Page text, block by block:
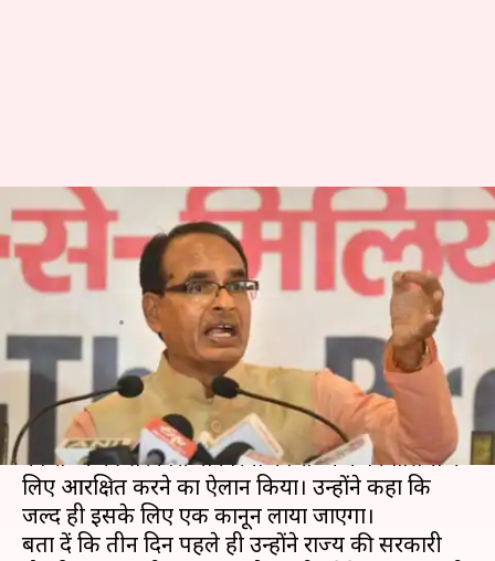
मध्य प्रदेश: स्थानीय युवाओं के लिए
आरक्षित की जाएंगी राज्य की
सरकारी नौकरियां
Aug 18, 2020 03:11 pm
क्या है खबर?
मध्य प्रदेश के मुख्यमंत्री शिवराज सिंह चौहान ने मंगलवार
को राज्य की सरकारी नौकरियों को राज्य के निवासियों के
लिए आरक्षित करने का ऐलान किया। उन्होंने कहा कि
जल्द ही इसके लिए एक कानून लाया जाएगा।
बता दें कि तीन दिन पहले ही उन्होंने राज्य की सरकारी